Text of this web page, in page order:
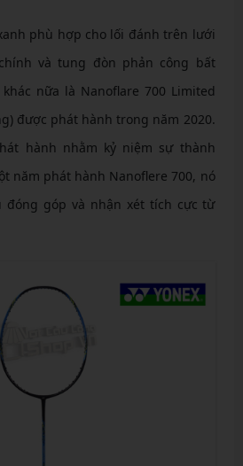
phù hợp cho lối đánh trên lưới
và tung đòn phản công bất
nữa là Nanoflare 700 Limited
được phát hành trong năm 2020.
hành nhằm kỷ niệm sự thành
năm phát hành Nanoflere 700, nó
đóng góp và nhận xét tích cực từ